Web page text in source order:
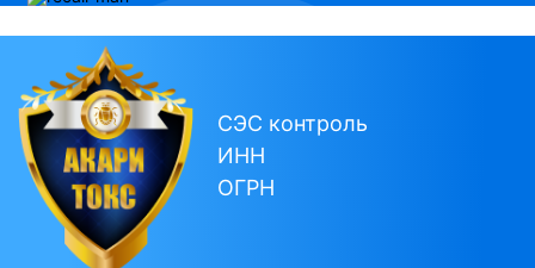
СЭС контроль
ИНН
ОГРН